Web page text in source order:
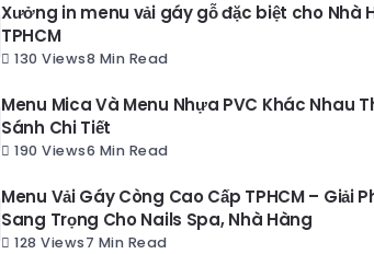
Xưởng in menu vải gáy gỗ đặc biệt cho Nhà
TPHCM
130 Views8 Min Read
Menu Mica Và Menu Nhựa PVC Khác Nhau
Sánh Chi Tiết
190 Views6 Min Read
Menu Vải Gáy Còng Cao Cấp TPHCM – Giải
Sang Trọng Cho Nails Spa, Nhà Hàng
128 Views7 Min Read